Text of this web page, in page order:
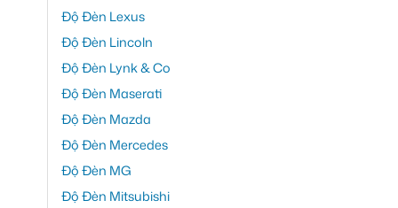
Độ Đèn Lexus
Độ Đèn Lincoln
Độ Đèn Lynk & Co
Độ Đèn Maserati
Độ Đèn Mazda
Độ Đèn Mercedes
Độ Đèn MG
Độ Đèn Mitsubishi